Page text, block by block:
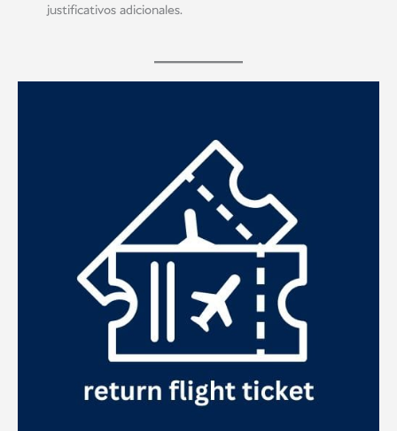
justificativos adicionales.